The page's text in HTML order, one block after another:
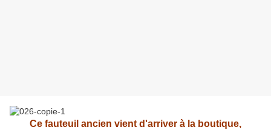
Ce fauteuil ancien vient d'arriver à la boutique,